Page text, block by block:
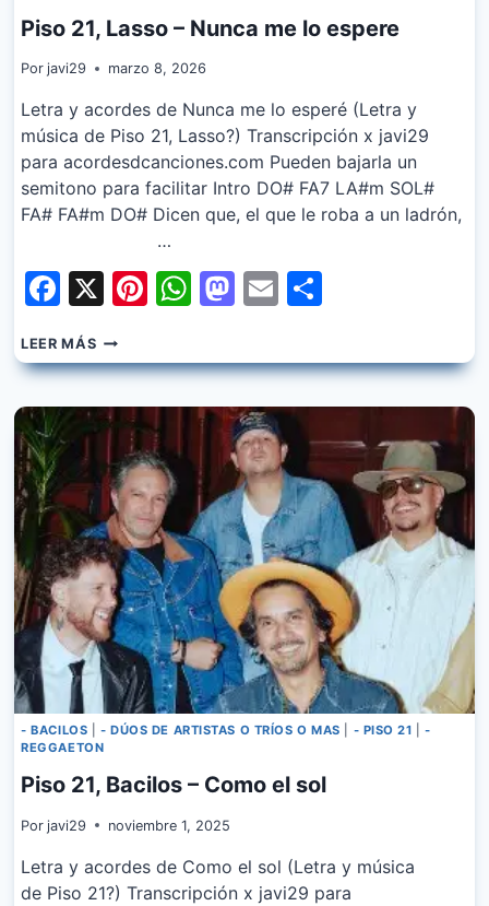
Piso 21, Lasso – Nunca me lo espere
Por javi29 marzo 8, 2026
Letra y acordes de Nunca me lo esperé (Letra y
música de Piso 21, Lasso?) Transcripción x javi29
para acordesdcanciones.com Pueden bajarla un
semitono para facilitar Intro DO# FA7 LA#m SOL#
FA# FA#m DO# Dicen que, el que le roba a un ladrón,
…
Facebook
X Pinterest
WhatsApp
Mastodon
Email
LEER MÁSPISO
21,
LASSO
NUNCA
LO
ESPERE
- BACILOS - DÚOS DE ARTISTAS O TRÍOS O MAS - PISO 21 |-
REGGAETON
Piso 21, Bacilos – Como el sol
Por javi29 noviembre 1, 2025
Letra y acordes de Como el sol (Letra y música
de Piso 21?) Transcripción x javi29 para